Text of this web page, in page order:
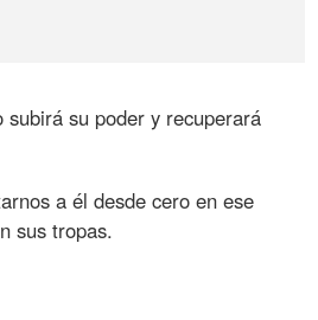
su poder y recuperará
a él desde cero en ese
sus tropas.